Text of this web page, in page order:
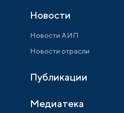
Новости
Новости АИП
Новости отрасли
Публикации
Медиатека